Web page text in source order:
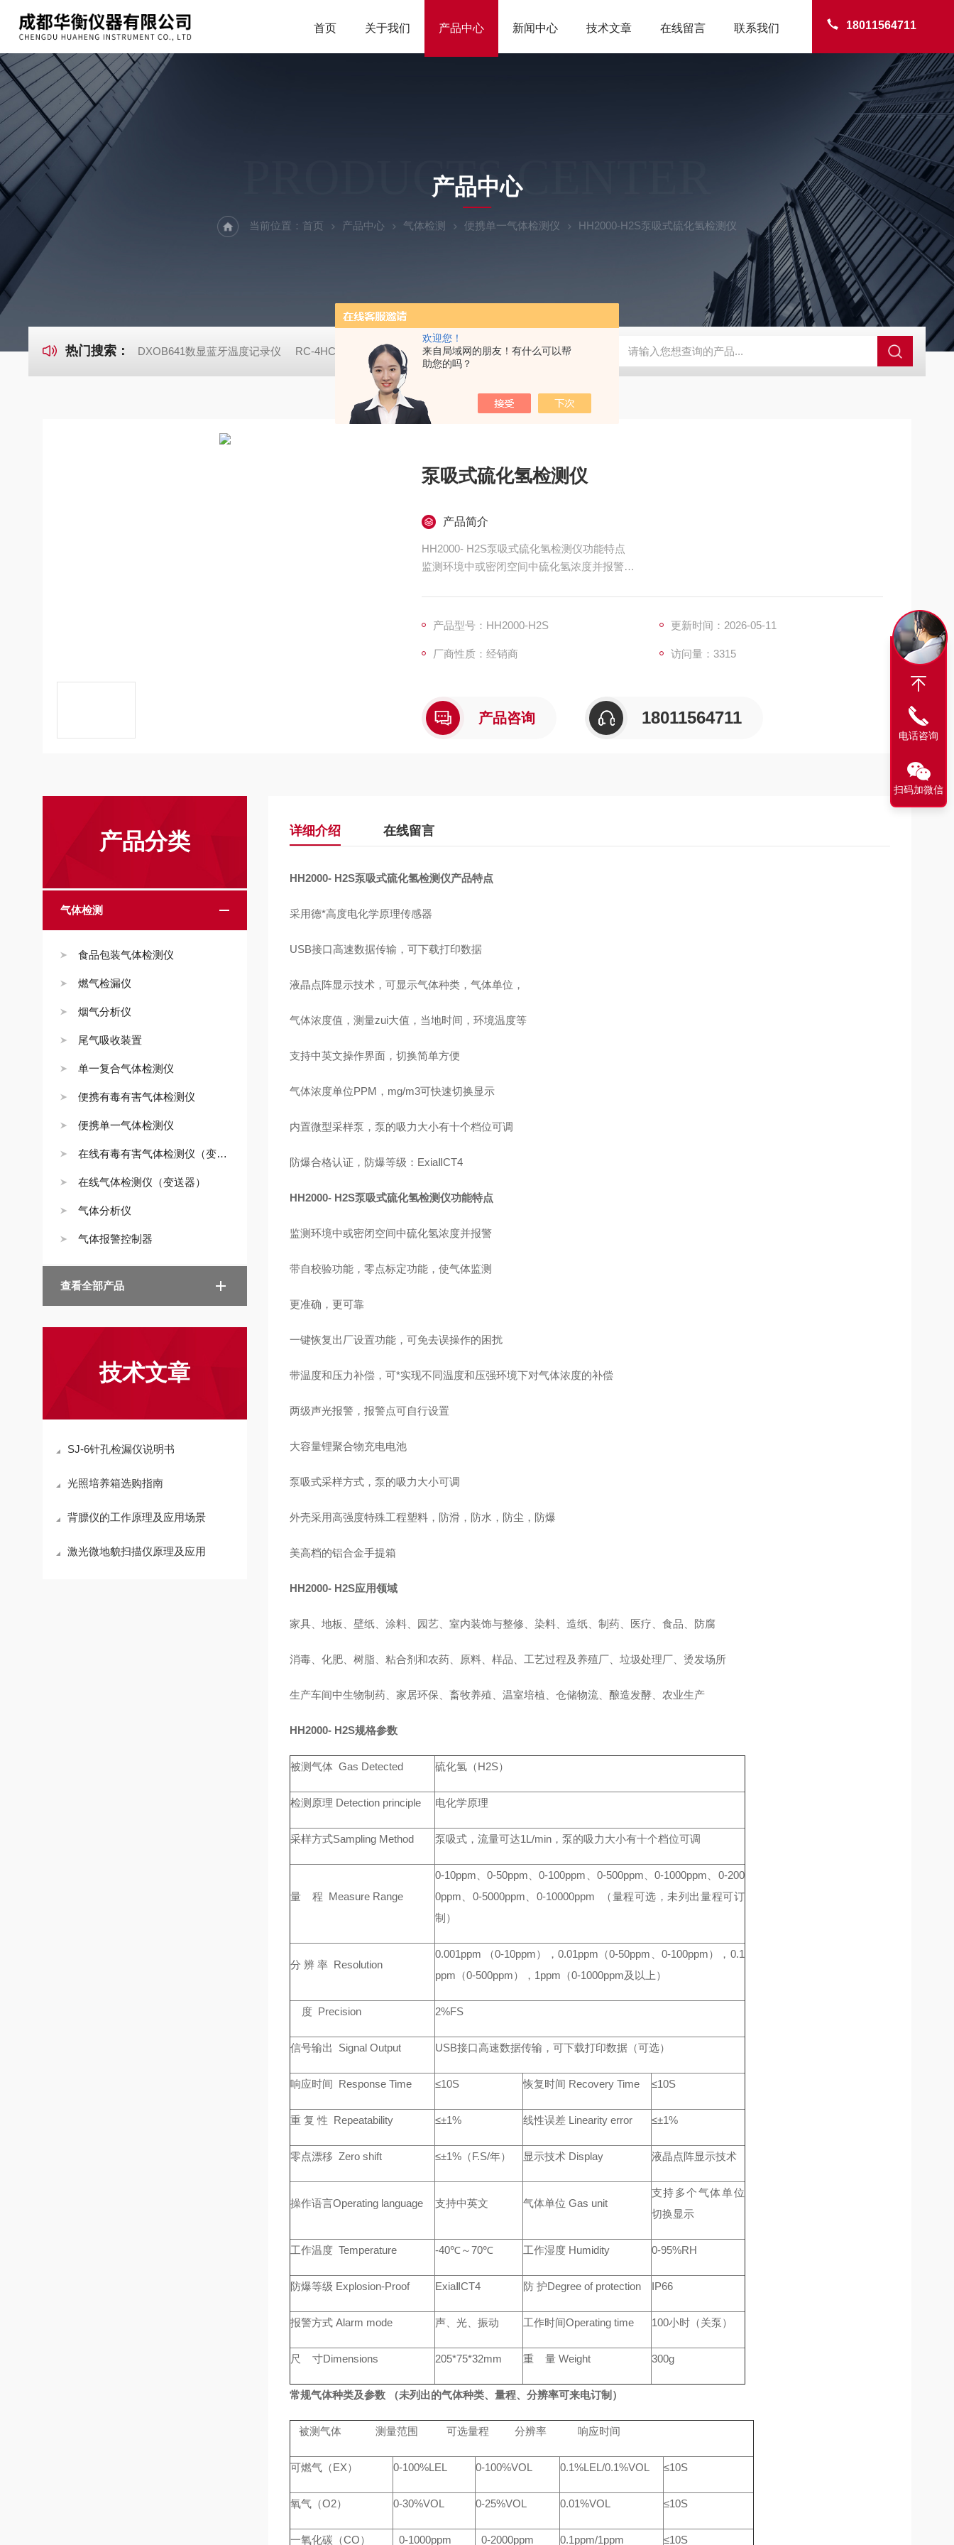
欢迎您！
来自局域网的朋友！有什么可以帮
助您的吗？
18011564711
首页 关于我们 产品中心 新闻中心 技术文章 在线留言 联系我们
PRODUCTS CENTER
产品中心
当前位置： 首页 产品中心 气体检测 便携单一气体检测仪 HH2000-H2S泵吸式硫化氢检测仪
热门搜索： DXOB641数显蓝牙温度记录仪 RC-4HC RC-4HA温湿度记录仪 多样品平行蒸发仪多样品平行蒸发仪 SBD-100B SBD-100D成都漏氯报警仪 漏氯报警器 漏氯检测仪
泵吸式硫化氢检测仪
产品简介
HH2000- H2S泵吸式硫化氢检测仪功能特点
监测环境中或密闭空间中硫化氢浓度并报警
一键恢复出厂设置功能，可免去误操作的困扰
两级声光报警，报警点可自行设置
外壳采用高强度特殊工程塑料，防滑，防
产品型号：HH2000-H2S 更新时间：2026-05-11
厂商性质：经销商 访问量：3315
产品咨询 18011564711
产品分类
气体检测
食品包装气体检测仪
燃气检漏仪
烟气分析仪
尾气吸收装置
单一复合气体检测仪
便携有毒有害气体检测仪
便携单一气体检测仪
在线有毒有害气体检测仪（变送器）
在线气体检测仪（变送器）
气体分析仪
气体报警控制器
查看全部产品
技术文章
SJ-6针孔检漏仪说明书
光照培养箱选购指南
背膘仪的工作原理及应用场景
激光微地貌扫描仪原理及应用
详细介绍 在线留言
HH2000- H2S泵吸式硫化氢检测仪产品特点
采用德*高度电化学原理传感器
USB接口高速数据传输，可下载打印数据
液晶点阵显示技术，可显示气体种类，气体单位，
气体浓度值，测量zui大值，当地时间，环境温度等
支持中英文操作界面，切换简单方便
气体浓度单位PPM，mg/m3可快速切换显示
内置微型采样泵，泵的吸力大小有十个档位可调
防爆合格认证，防爆等级：ExiaⅡCT4
HH2000- H2S泵吸式硫化氢检测仪功能特点
监测环境中或密闭空间中硫化氢浓度并报警
带自校验功能，零点标定功能，使气体监测
更准确，更可靠
一键恢复出厂设置功能，可免去误操作的困扰
带温度和压力补偿，可*实现不同温度和压强环境下对气体浓度的补偿
两级声光报警，报警点可自行设置
大容量锂聚合物充电电池
泵吸式采样方式，泵的吸力大小可调
外壳采用高强度特殊工程塑料，防滑，防水，防尘，防爆
美高档的铝合金手提箱
HH2000- H2S应用领域
家具、地板、壁纸、涂料、园艺、室内装饰与整修、染料、造纸、制药、医疗、食品、防腐
消毒、化肥、树脂、粘合剂和农药、原料、样品、工艺过程及养殖厂、垃圾处理厂、烫发场所
生产车间中生物制药、家居环保、畜牧养殖、温室培植、仓储物流、酿造发酵、农业生产
HH2000- H2S规格参数
被测气体 Gas Detected 硫化氢（H2S）
检测原理 Detection principle 电化学原理
采样方式Sampling Method 泵吸式，流量可达1L/min，泵的吸力大小有十个档位可调
量 程 Measure Range
0-10ppm、0-50ppm、0-100ppm、0-500ppm、0-1000ppm、0-200
0ppm、0-5000ppm、0-10000ppm （量程可选，未列出量程可订
制）
分 辨 率 Resolution
0.001ppm （0-10ppm），0.01ppm（0-50ppm、0-100ppm），0.1
ppm（0-500ppm），1ppm（0-1000ppm及以上）
度 Precision 2%FS
信号输出 Signal Output USB接口高速数据传输，可下载打印数据（可选）
响应时间 Response Time ≤10S 恢复时间 Recovery Time ≤10S
重 复 性 Repeatability ≤±1% 线性误差 Linearity error ≤±1%
零点漂移 Zero shift ≤±1%（F.S/年） 显示技术 Display 液晶点阵显示技术
操作语言Operating language 支持中英文 气体单位 Gas unit
支持多个气体单位
切换显示
工作温度 Temperature -40℃～70℃ 工作湿度 Humidity 0-95%RH
防爆等级 Explosion-Proof ExiaⅡCT4 防 护Degree of protection IP66
报警方式 Alarm mode 声、光、振动 工作时间Operating time 100小时（关泵）
尺 寸Dimensions 205*75*32mm 重 量 Weight 300g
常规气体种类及参数 （未列出的气体种类、量程、分辨率可来电订制）
被测气体 测量范围 可选量程 分辨率 响应时间
可燃气（EX） 0-100%LEL 0-100%VOL 0.1%LEL/0.1%VOL ≤10S
氧气（O2） 0-30%VOL 0-25%VOL 0.01%VOL ≤10S
一氧化碳（CO） 0-1000ppm 0-2000ppm 0.1ppm/1ppm ≤10S
电话咨询
扫码加微信